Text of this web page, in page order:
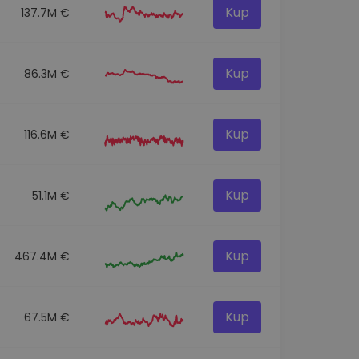
137.7M € Kup
86.3M € Kup
116.6M € Kup
51.1M € Kup
467.4M € Kup
67.5M € Kup